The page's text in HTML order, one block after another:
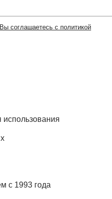
соглашаетесь с политикой
с 1993 года